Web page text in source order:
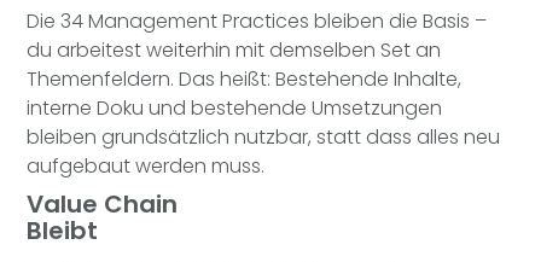
Die 34 Management Practices bleiben die Basis –
du arbeitest weiterhin mit demselben Set an
Themenfeldern. Das heißt: Bestehende Inhalte,
interne Doku und bestehende Umsetzungen
bleiben grundsätzlich nutzbar, statt dass alles neu
aufgebaut werden muss.
Value Chain
Bleibt